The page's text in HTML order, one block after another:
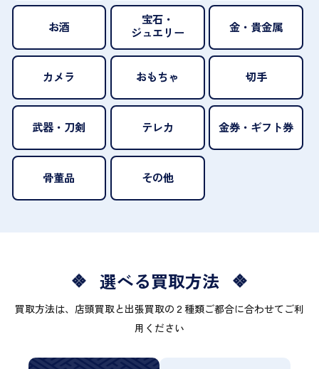
お酒
宝石・
ジュエリー
金・貴金属
カメラ おもちゃ 切手
武器・刀剣 テレカ 金券・ギフト券
骨董品 その他
選べる買取方法
買取方法は、店頭買取と出張買取の２種類ご都合に合わせてご利
用ください